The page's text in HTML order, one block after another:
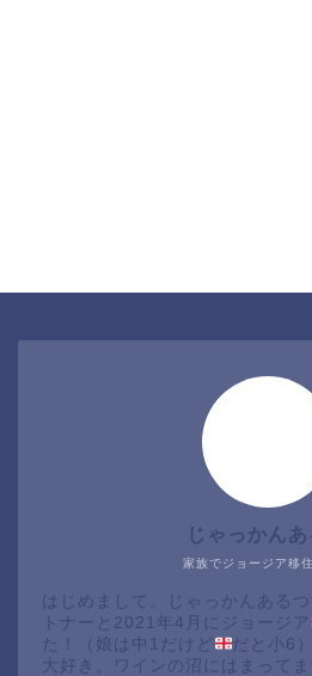
家族でジョージア移
じゃっかん
はじめまして。じゃっかんある
トナーと2021年4月にジョージア
た！（娘は中1だけど
だと小6
大好き。ワインの沼にはまってま